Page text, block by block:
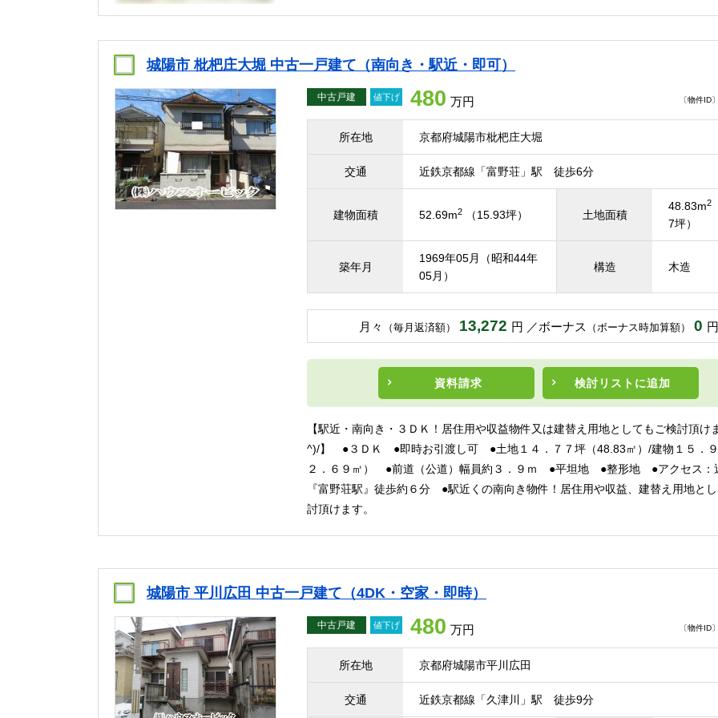
城陽市 枇杷庄大堀 中古一戸建て（南向き・駅近・即可）
〔物件ID
中古戸建 値下げ 480 万円
所在地 京都府城陽市枇杷庄大堀
交通 近鉄京都線「富野荘」駅 徒歩6分
建物面積 52.69m2 （15.93坪） 土地面積
48.83m2
7坪）
築年月
1969年05月（昭和44年
05月）
構造 木造
月々 （毎月返済額） 13,272 円 ボーナス （ボーナス時加算額） 0 円
資料請求 検討リスト に追加
【駅近・南向き・３ＤＫ！居住用や収益物件又は建替え用地としてもご検討頂け
^)/】 ●３ＤＫ ●即時お引渡し可 ●土地１４．７７坪（48.83㎡）/建物１５．９
２．６９㎡） ●前道（公道）幅員約３．９ｍ ●平坦地 ●整形地 ●アクセス：
『富野荘駅』徒歩約６分 ●駅近くの南向き物件！居住用や収益、建替え用地と
討頂けます。
城陽市 平川広田 中古一戸建て（4DK・空家・即時）
〔物件ID
中古戸建 値下げ 480 万円
所在地 京都府城陽市平川広田
交通 近鉄京都線「久津川」駅 徒歩9分